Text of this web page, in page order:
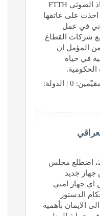
نوعية مهمة مثل مشاريع النفاذ الضوئي FTTH
على عاتقها
في عمل
مع شركات القطاع
المؤمل ان
في حياة
في شهر نيسان من عام 2004، اضطلع مجلس
جهاز جديد
اي جهاز امني
الدستور
الايمان بأهمية